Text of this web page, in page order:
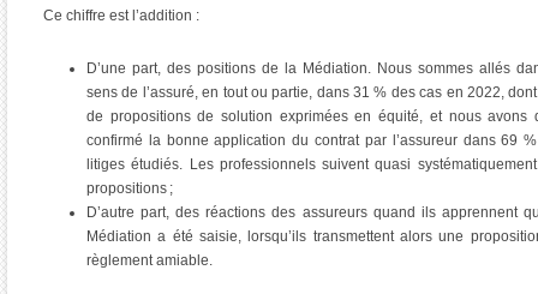
Ce chiffre est l’addition :
D’une part, des positions de la Médiation. Nous sommes allés
sens de l’assuré, en tout ou partie, dans 31 % des cas en 2022,
de propositions de solution exprimées en équité, et nous avons
confirmé la bonne application du contrat par l’assureur dans 69
litiges étudiés. Les professionnels suivent quasi
propositions ;
D’autre part, des réactions des assureurs quand ils apprennent
Médiation a été saisie, lorsqu’ils transmettent alors une
règlement amiable.